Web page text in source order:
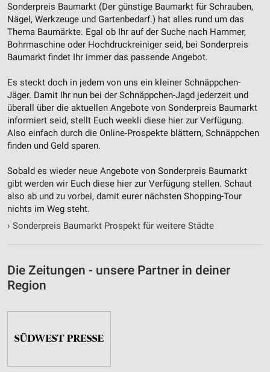
Sonderpreis Baumarkt (Der günstige Baumarkt für Schrauben,
Nägel, Werkzeuge und Gartenbedarf.) hat alles rund um das
Thema Baumärkte. Egal ob Ihr auf der Suche nach Hammer,
Bohrmaschine oder Hochdruckreiniger seid, bei Sonderpreis
Baumarkt findet Ihr immer das passende Angebot.
Es steckt doch in jedem von uns ein kleiner Schnäppchen-
Jäger. Damit Ihr nun bei der Schnäppchen-Jagd jederzeit und
überall über die aktuellen Angebote von Sonderpreis Baumarkt
informiert seid, stellt Euch weekli diese hier zur Verfügung.
Also einfach durch die Online-Prospekte blättern, Schnäppchen
finden und Geld sparen.
Sobald es wieder neue Angebote von Sonderpreis Baumarkt
gibt werden wir Euch diese hier zur Verfügung stellen. Schaut
also ab und zu vorbei, damit eurer nächsten Shopping-Tour
nichts im Weg steht.
› Sonderpreis Baumarkt Prospekt für weitere Städte
Die Zeitungen - unsere Partner in deiner
Region